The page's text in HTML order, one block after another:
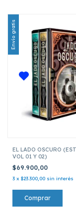
Envío gratis
EL LADO OSCURO
VOL 01 Y 02)
$69.900,00
3 x $23.300,00 sin interés